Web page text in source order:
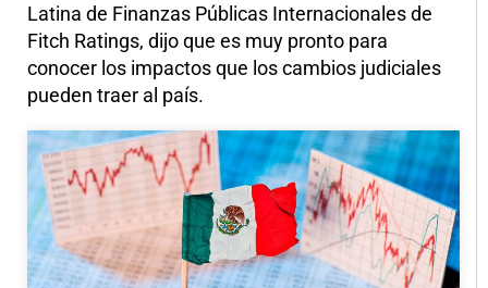
Latina de Finanzas Públicas Internacionales de
Fitch Ratings, dijo que es muy pronto para
conocer los impactos que los cambios judiciales
pueden traer al país.